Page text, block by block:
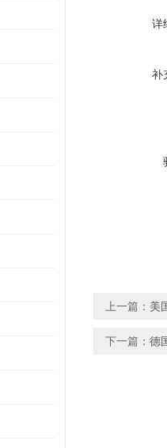
详
补
上一篇： 美
下一篇： 德